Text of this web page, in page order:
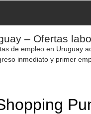
– Ofertas
de empleo en Uruguay
inmediato y primer